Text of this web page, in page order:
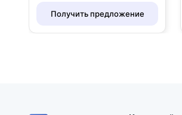
Получить предложение